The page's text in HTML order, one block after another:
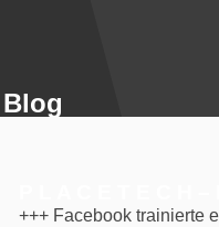
+++ Facebook trainierte